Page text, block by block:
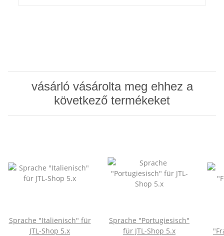
vásárló vásárolta meg ehhez a
következő termékeket
Sprache "Italienisch" für
JTL-Shop 5.x
Sprache "Portugiesisch"
für JTL-Shop 5.x